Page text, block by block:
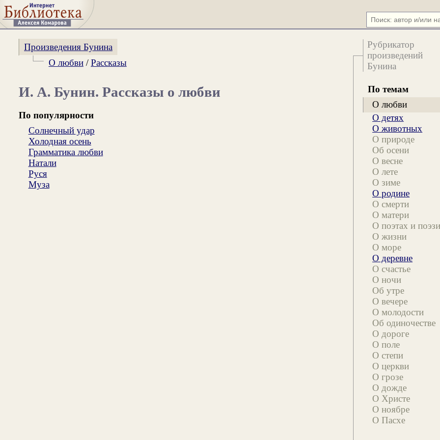
Рубрикатор
произведений
Бунина
По темам
О любви
О детях
О животных
О природе
Об осени
О весне
О лете
О зиме
О родине
О смерти
О матери
О поэтах и
О жизни
О море
О деревне
О счастье
О ночи
Об утре
О вечере
О молодости
Об одиночестве
О дороге
О поле
О степи
О церкви
О грозе
О дожде
О Христе
О ноябре
О Пасхе
Произведения Бунина
О любви/Рассказы
И. А. Бунин. Рассказы о любви
По популярности
Солнечный удар
Холодная осень
Грамматика любви
Натали
Руся
Муза